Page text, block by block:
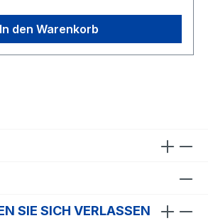
In den Warenkorb
SIE SICH VERLASSEN